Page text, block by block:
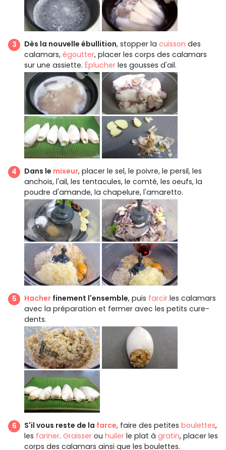
Dès la nouvelle ébullition, stopper la cuisson des
calamars, égoutter, placer les corps des calamars
sur une assiette. Éplucher les gousses d'ail.
Dans le mixeur, placer le sel, le poivre, le persil, les
anchois, l'ail, les tentacules, le comté, les oeufs, la
poudre d'amande, la chapelure, l'amaretto.
Hacher finement l'ensemble, puis farcir les calamars
avec la préparation et fermer avec les petits cure-
dents.
S'il vous reste de la farce, faire des petites boulettes,
les fariner. Graisser ou huiler le plat à gratin, placer les
corps des calamars ainsi que les boulettes.